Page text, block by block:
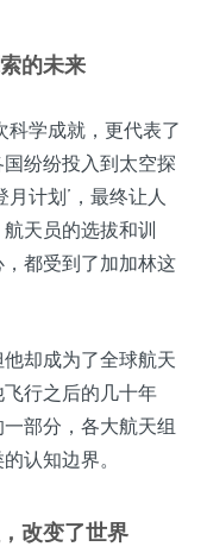
的未来
科学成就，更代表了
纷纷投入到太空探
计划’，最终让人
天员的选拔和训
都受到了加加林这
却成为了全球航天
行之后的几十年
部分，各大航天组
认知边界。
改变了世界